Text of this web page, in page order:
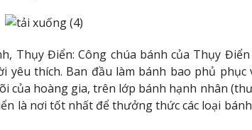
Thụy Điển: Công chúa bánh của Thụy
yêu thích. Ban đầu làm bánh bao phủ phục
của hoàng gia, trên lớp bánh hạnh nhân
là nơi tốt nhất để thưởng thức các loại